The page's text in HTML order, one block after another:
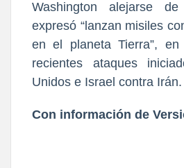
Washington alejarse
expresó “lanzan misiles
en el planeta Tierra”,
recientes ataques
Unidos e Israel contra Irán.
Con información de